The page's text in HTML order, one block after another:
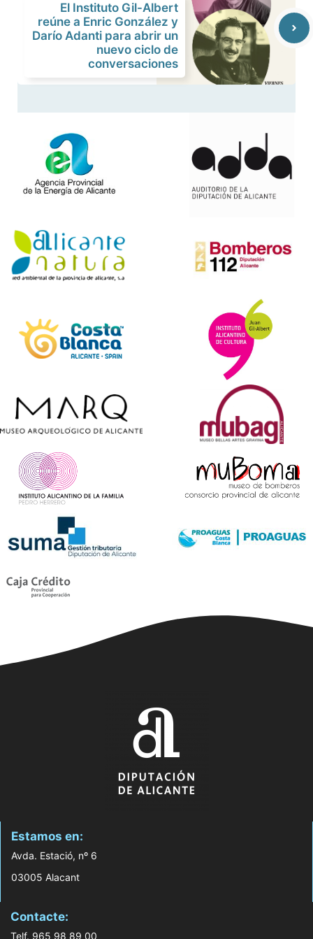
El Instituto Gil-Albert
reúne a Enric González y
Darío Adanti para abrir un
nuevo ciclo de
conversaciones
Estamos en:
Avda. Estació, nº 6
03005 Alacant
Contacte:
Telf. 965 98 89 00